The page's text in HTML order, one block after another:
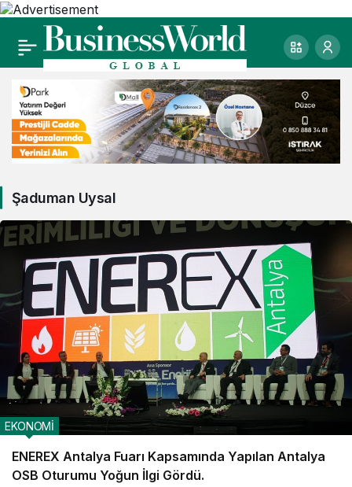
Şaduman Uysal
ENEREX Antalya Fuarı Kapsamında Yapılan Antalya
OSB Oturumu Yoğun İlgi Gördü.
EKONOMİ